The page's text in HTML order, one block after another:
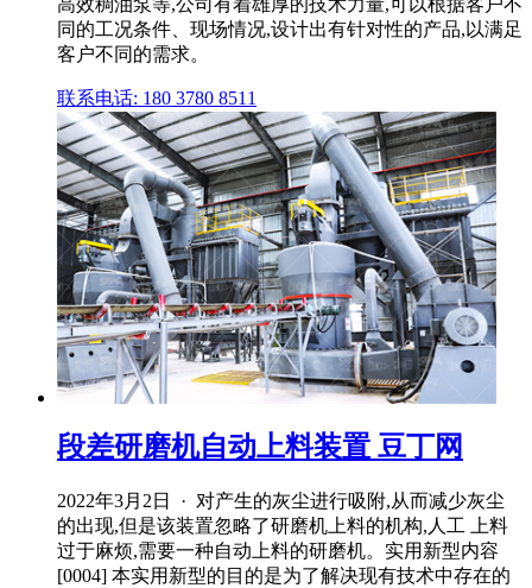
高效稠油泵等,公司有着雄厚的技术力量,可以根据客户不
同的工况条件、现场情况,设计出有针对性的产品,以满足
客户不同的需求。
联系电话: 180 3780 8511
段差研磨机自动上料装置 豆丁网
2022年3月2日 · 对产生的灰尘进行吸附,从而减少灰尘
的出现,但是该装置忽略了研磨机上料的机构,人工 上料
过于麻烦,需要一种自动上料的研磨机。实用新型内容
[0004] 本实用新型的目的是为了解决现有技术中存在的